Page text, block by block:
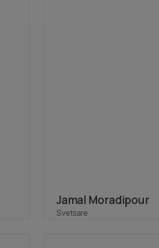
Jamal Moradipour
Svetsare